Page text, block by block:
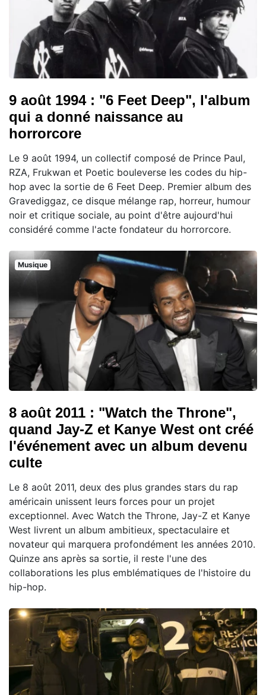
9 août 1994 : "6 Feet Deep", l'album
qui a donné naissance au
horrorcore
Le 9 août 1994, un collectif composé de Prince Paul,
RZA, Frukwan et Poetic bouleverse les codes du hip-
hop avec la sortie de 6 Feet Deep. Premier album des
Gravediggaz, ce disque mélange rap, horreur, humour
noir et critique sociale, au point d'être aujourd'hui
considéré comme l'acte fondateur du horrorcore.
Musique
8 août 2011 : "Watch the Throne",
quand Jay-Z et Kanye West ont créé
l'événement avec un album devenu
culte
Le 8 août 2011, deux des plus grandes stars du rap
américain unissent leurs forces pour un projet
exceptionnel. Avec Watch the Throne, Jay-Z et Kanye
West livrent un album ambitieux, spectaculaire et
novateur qui marquera profondément les années 2010.
Quinze ans après sa sortie, il reste l'une des
collaborations les plus emblématiques de l'histoire du
hip-hop.